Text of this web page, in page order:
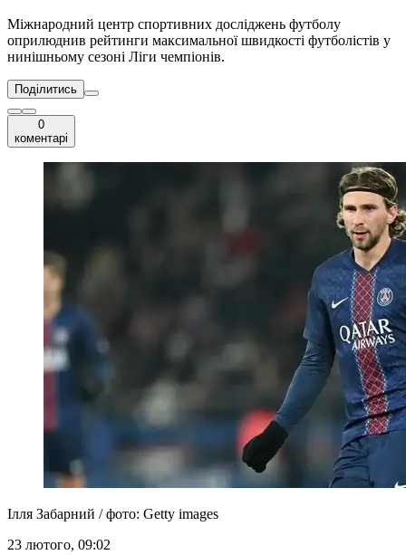
Міжнародний центр спортивних досліджень футболу
оприлюднив рейтинги максимальної швидкості футболістів у
нинішньому сезоні Ліги чемпіонів.
Поділитись
0
коментарі
Ілля Забарний / фото: Getty images
23 лютого, 09:02